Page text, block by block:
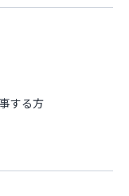
する方